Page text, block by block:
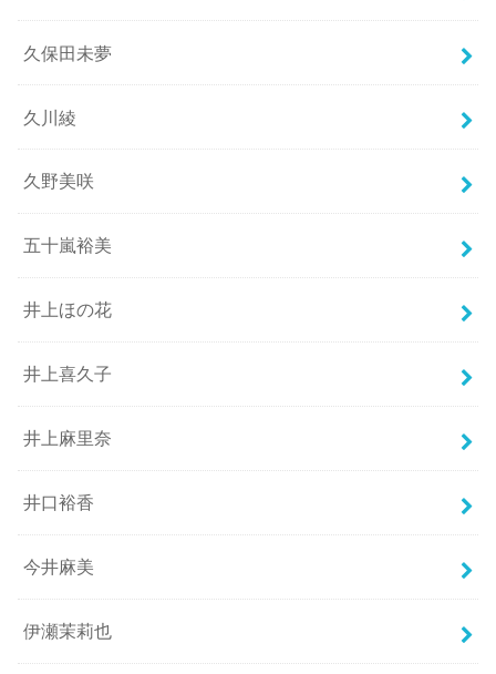
久保田未夢
久川綾
久野美咲
五十嵐裕美
井上ほの花
井上喜久子
井上麻里奈
井口裕香
今井麻美
伊瀬茉莉也